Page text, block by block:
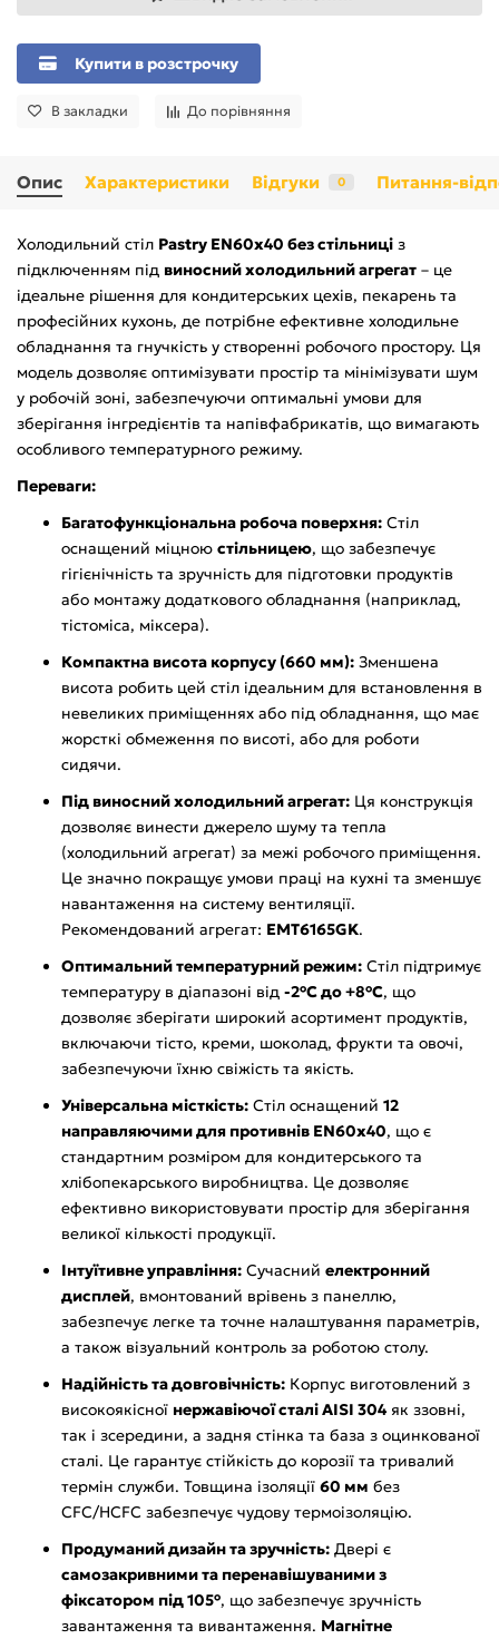
Купити в розстрочку
В закладки До порівняння
Опис Характеристики Відгуки 0 Питання-
Холодильний стіл Pastry EN60x40 без стільниці з
підключенням під виносний холодильний агрегат – це
ідеальне рішення для кондитерських цехів, пекарень та
професійних кухонь, де потрібне ефективне холодильне
обладнання та гнучкість у створенні робочого простору. Ця
модель дозволяє оптимізувати простір та мінімізувати шум
у робочій зоні, забезпечуючи оптимальні умови для
зберігання інгредієнтів та напівфабрикатів, що вимагають
особливого температурного режиму.
Переваги:
Багатофункціональна робоча поверхня: Стіл
оснащений міцною стільницею, що забезпечує
гігієнічність та зручність для підготовки продуктів
або монтажу додаткового обладнання (наприклад,
тістоміса, міксера).
Компактна висота корпусу (660 мм): Зменшена
висота робить цей стіл ідеальним для встановлення в
невеликих приміщеннях або під обладнання, що має
жорсткі обмеження по висоті, або для роботи
сидячи.
Під виносний холодильний агрегат: Ця конструкція
дозволяє винести джерело шуму та тепла
(холодильний агрегат) за межі робочого приміщення.
Це значно покращує умови праці на кухні та зменшує
навантаження на систему вентиляції.
Рекомендований агрегат: EMT6165GK.
Оптимальний температурний режим: Стіл підтримує
температуру в діапазоні від -2°C до +8°C, що
дозволяє зберігати широкий асортимент продуктів,
включаючи тісто, креми, шоколад, фрукти та овочі,
забезпечуючи їхню свіжість та якість.
Універсальна місткість: Стіл оснащений 12
направляючими для противнів EN60x40, що є
стандартним розміром для кондитерського та
хлібопекарського виробництва. Це дозволяє
ефективно використовувати простір для зберігання
великої кількості продукції.
Інтуїтивне управління: Сучасний електронний
дисплей, вмонтований врівень з панеллю,
забезпечує легке та точне налаштування параметрів,
а також візуальний контроль за роботою столу.
Надійність та довговічність: Корпус виготовлений з
високоякісної нержавіючої сталі AISI 304як ззовні,
так і зсередини, а задня стінка та база з оцинкованої
сталі. Це гарантує стійкість до корозії та тривалий
термін служби. Товщина ізоляції 60 мм без
CFC/HCFC забезпечує чудову термоізоляцію.
Продуманий дизайн та зручність: Двері є
самозакривними та перенавішуваними з
фіксатором під 105°, що забезпечує зручність
завантаження та вивантаження. Магнітне